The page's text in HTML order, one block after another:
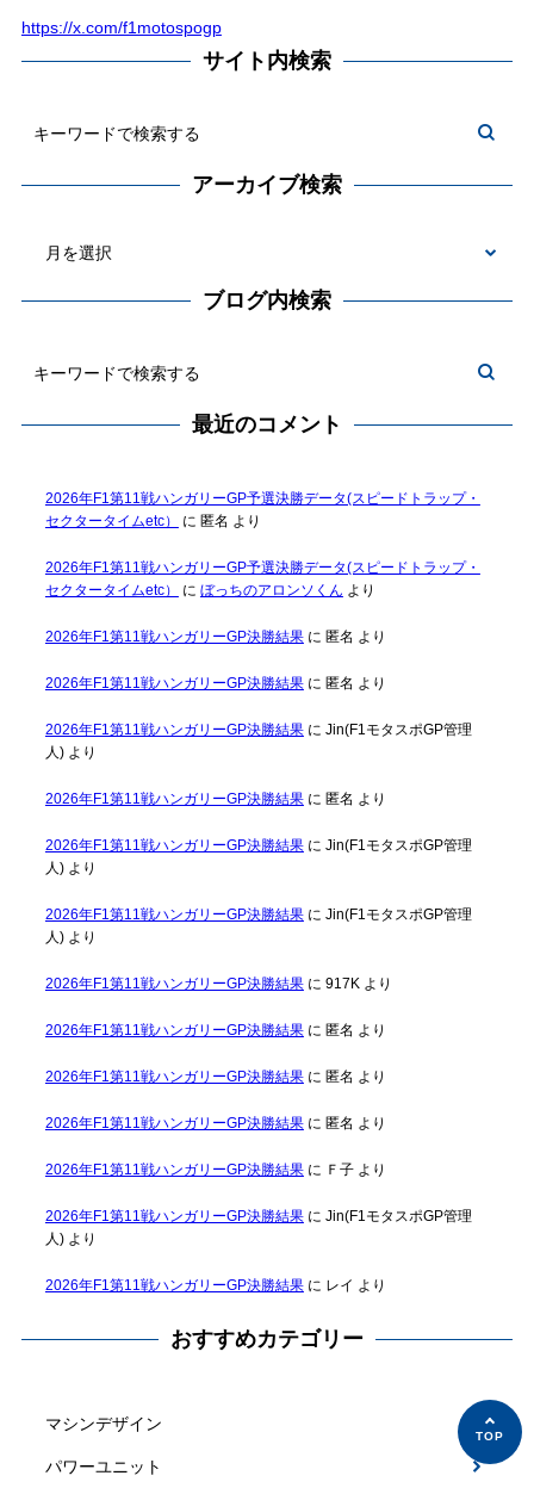
https://x.com/f1motospogp
サイト内検索
アーカイブ検索
ブログ内検索
最近のコメント
2026年F1第11戦ハンガリーGP予選決勝データ(スピードトラップ・
セクタータイムetc）
に 匿名 より
2026年F1第11戦ハンガリーGP予選決勝データ(スピードトラップ・
セクタータイムetc）
に ぼっちのアロンソくん より
2026年F1第11戦ハンガリーGP決勝結果に 匿名 より
2026年F1第11戦ハンガリーGP決勝結果に 匿名 より
2026年F1第11戦ハンガリーGP決勝結果に Jin(F1モタスポGP管理
人)より
2026年F1第11戦ハンガリーGP決勝結果に 匿名 より
2026年F1第11戦ハンガリーGP決勝結果に Jin(F1モタスポGP管理
人)より
2026年F1第11戦ハンガリーGP決勝結果に Jin(F1モタスポGP管理
人)より
2026年F1第11戦ハンガリーGP決勝結果に 917Kより
2026年F1第11戦ハンガリーGP決勝結果に 匿名 より
2026年F1第11戦ハンガリーGP決勝結果に 匿名 より
2026年F1第11戦ハンガリーGP決勝結果に 匿名 より
2026年F1第11戦ハンガリーGP決勝結果に Ｆ子より
2026年F1第11戦ハンガリーGP決勝結果に Jin(F1モタスポGP管理
人)より
2026年F1第11戦ハンガリーGP決勝結果に レイ より
おすすめカテゴリー
マシンデザイン
パワーユニット